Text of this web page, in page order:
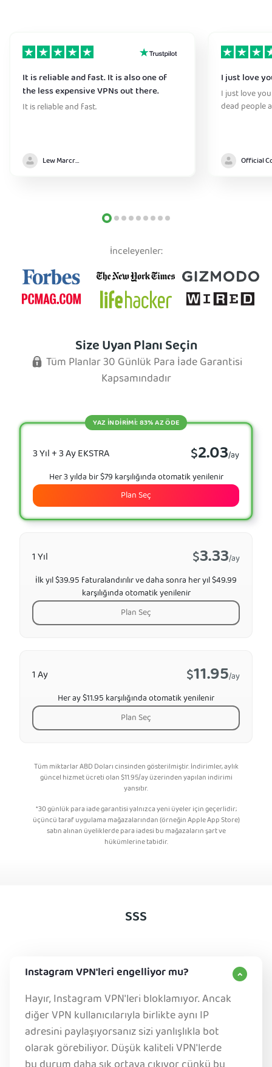
It is reliable and fast. It is also one of
the less expensive VPNs out there.
It is reliable and fast.
Lew Marcrum
I just love
I just love
dead people
İnceleyenler:
Size Uyan Planı Seçin
Tüm Planlar 30 Günlük Para İade Garantisi
Kapsamındadır
1 Ay $11.95/ay
Her ay $11.95 karşılığında otomatik yenilenir
Plan Seç
3 Yıl + 3 Ay EKSTRA $2.03/ay
YAZ İNDİRİMİ: 83% AZ ÖDE
Her 3 yılda bir $79 karşılığında otomatik yenilenir
Plan Seç
1 Yıl $3.33/ay
İlk yıl $39.95 faturalandırılır ve daha sonra her yıl $49.99
karşılığında otomatik yenilenir
Plan Seç
Tüm miktarlar ABD Doları cinsinden gösterilmiştir. İndirimler, aylık
güncel hizmet ücreti olan$11.95/ay üzerinden yapılan indirimi
yansıtır.
*30 günlük para iade garantisi yalnızca yeni üyeler için geçerlidir;
üçüncü taraf uygulama mağazalarından (örneğin Apple App Store)
satın alınan üyeliklerde para iadesi bu mağazaların şart ve
hükümlerine tabidir.
SSS
Instagram VPN'leri engelliyor mu?
Hayır, Instagram VPN'leri bloklamıyor. Ancak
diğer VPN kullanıcılarıyla birlikte aynı IP
adresini paylaşıyorsanız sizi yanlışlıkla bot
olarak görebiliyor. Düşük kaliteli VPN'lerde